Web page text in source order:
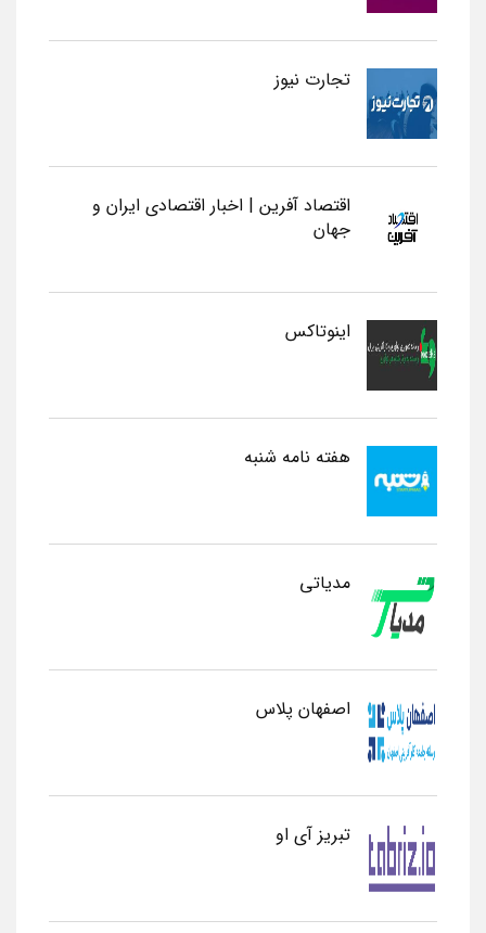
تجارت نیوز
اقتصاد آفرین | اخبار اقتصادی ایران و
جهان
اینوتاکس
هفته نامه شنبه
مدیاتی
اصفهان پلاس
تبریز آی او